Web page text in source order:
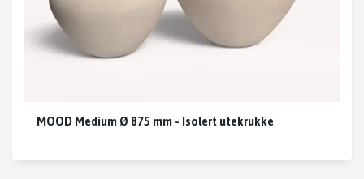
MOOD Medium Ø 875 mm - Isolert utekrukke